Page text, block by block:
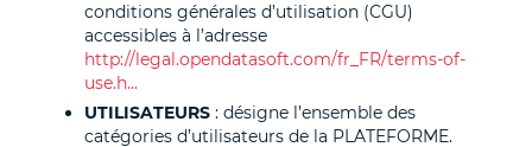
conditions générales d’utilisation (CGU)
accessibles à l’adresse
http://legal.opendatasoft.com/fr_FR/terms-of-
use.h...
UTILISATEURS : désigne l’ensemble des
catégories d’utilisateurs de la PLATEFORME.